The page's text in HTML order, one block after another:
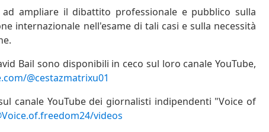
ampliare il dibattito professionale e pubblico sulla
internazionale nell'esame di tali casi e sulla necessità
Bail sono disponibili in ceco sul loro canale YouTube,
@cestazmatrixu01
canale YouTube dei giornalisti indipendenti "Voice of
videos